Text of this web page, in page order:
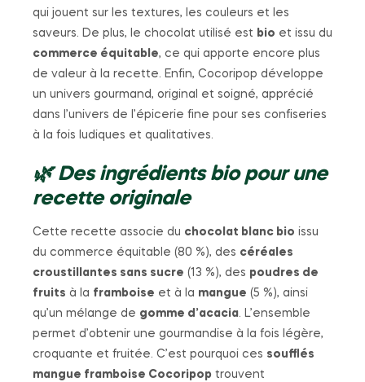
qui jouent sur les textures, les couleurs et les
saveurs. De plus, le chocolat utilisé est bio et issu du
commerce équitable, ce qui apporte encore plus
de valeur à la recette. Enfin, Cocoripop développe
un univers gourmand, original et soigné, apprécié
dans l’univers de l’épicerie fine pour ses confiseries
à la fois ludiques et qualitatives.
🌿 Des ingrédients bio pour une
recette originale
Cette recette associe du chocolat blanc bio issu
du commerce équitable (80 %), des céréales
croustillantes sans sucre (13 %), des poudres de
fruits à la framboise et à la mangue (5 %), ainsi
qu’un mélange de gomme d’acacia. L’ensemble
permet d’obtenir une gourmandise à la fois légère,
croquante et fruitée. C’est pourquoi ces soufflés
mangue framboise Cocoripop trouvent